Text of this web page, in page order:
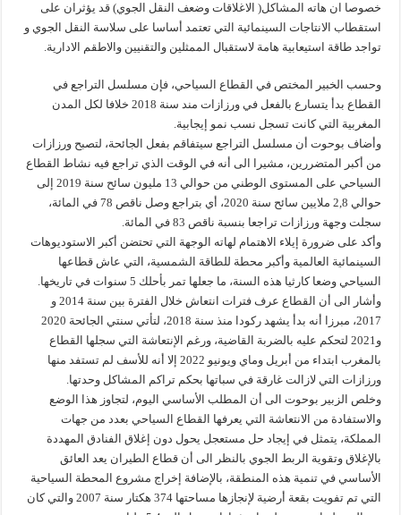
خصوصا ان هاته المشاكل( الاغلاقات وضعف النقل الجوي) قد يؤثران على
استقطاب الانتاجات السينمائية التي تعتمد أساسا على سلاسة النقل الجوي و
تواجد طاقة استيعابية هامة لاستقبال الممثلين والتقنيين والاطقم الادارية.
وحسب الخبير المختص في القطاع السياحي، فإن مسلسل التراجع في
القطاع بدأ يتسارع بالفعل في ورزازات مند سنة 2018 خلافا لكل المدن
المغربية التي كانت تسجل نسب نمو إيجابية.
وأضاف بوحوت أن مسلسل التراجع سيتفاقم بفعل الجائحة، لتصبح ورزازات
من أكبر المتضررين، مشيرا الى أنه في الوقت الذي تراجع فيه نشاط القطاع
السياحي على المستوى الوطني من حوالي 13 مليون سائح سنة 2019 إلى
حوالي 2,8 ملايين سائح سنة 2020، أي بتراجع وصل ناقص 78 في المائة،
سجلت وجهة ورزازات تراجعا بنسبة ناقص 83 في المائة.
وأكد على ضرورة إيلاء الاهتمام لهاته الوجهة التي تحتضن أكبر الاستوديوهات
السينمائية العالمية وأكبر محطة للطاقة الشمسية، التي عاش قطاعها
السياحي وضعا كارثيا هذه السنة، ما جعلها تمر بأحلك 5 سنوات في تاريخها.
وأشار الى أن القطاع عرف فترات انتعاش خلال الفترة بين سنة 2014 و
2017، مبرزا أنه بدأ يشهد ركودا منذ سنة 2018، لتأتي سنتي الجائحة 2020
و2021 لتحكم عليه بالضربة القاضية، ورغم الإنتعاشة التي سجلها القطاع
بالمغرب ابتداء من أبريل وماي ويونيو 2022 إلا أنه للأسف لم تستفد منها
ورزازات التي لازالت غارقة في سباتها بحكم تراكم المشاكل وحدتها.
وخلص الزبير بوحوت الى أن المطلب الأساسي اليوم، لتجاوز هذا الوضع
والاستفادة من الانتعاشة التي يعرفها القطاع السياحي بعدد من جهات
المملكة، يتمثل في إيجاد حل مستعجل يحول دون إغلاق الفنادق المهددة
بالإغلاق وتقوية الربط الجوي بالنظر الى أن قطاع الطيران يعد العائق
الأساسي في تنمية هذه المنطقة، بالإضافة إخراج مشروع المحطة السياحية
التي تم تفويت بقعة أرضية لإنجازها مساحتها 374 هكتار سنة 2007 والتي كان